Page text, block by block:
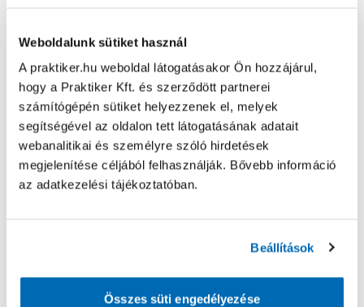
Weboldalunk sütiket használ
A praktiker.hu weboldal látogatásakor Ön hozzájárul,
hogy a Praktiker Kft. és szerződött partnerei
számítógépén sütiket helyezzenek el, melyek
segítségével az oldalon tett látogatásának adatait
webanalitikai és személyre szóló hirdetések
megjelenítése céljából felhasználják. Bővebb információ
az adatkezelési tájékoztatóban.
Beállítások
Összes süti engedélyezése
Oldal újratöltése